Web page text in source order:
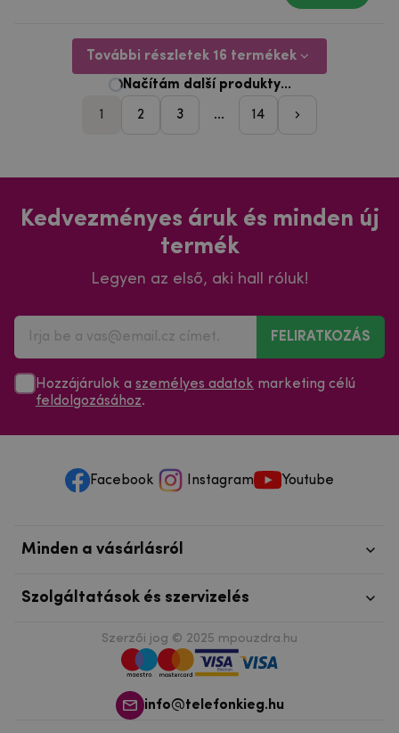
További részletek 16 termékek
...
termék
Legyen az első, aki hall róluk!
FELIRATKOZÁS
Hozzájárulok aszemélyes adatokmarketing célú
feldolgozásához.